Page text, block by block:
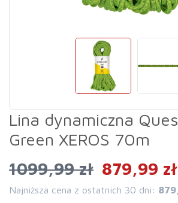
Lina dynamiczna
Green XEROS 70m
1099,99 zł 879,99 zł
Najniższa cena z ostatnich 30 dni: